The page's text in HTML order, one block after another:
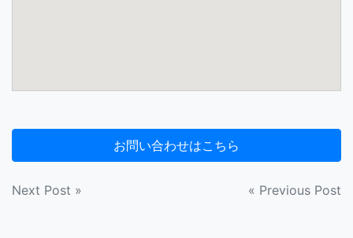
投
« Previous Post
Next Post »